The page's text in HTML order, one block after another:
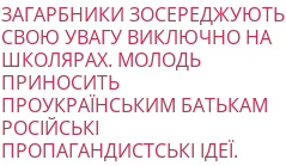
ЗАГАРБНИКИ ЗОСЕРЕДЖУЮТЬ
СВОЮ УВАГУ ВИКЛЮЧНО НА
ШКОЛЯРАХ. МОЛОДЬ
ПРИНОСИТЬ
ПРОУКРАЇНСЬКИМ БАТЬКАМ
РОСІЙСЬКІ
ПРОПАГАНДИСТСЬКІ ІДЕЇ.